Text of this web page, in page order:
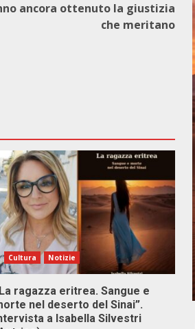
ancora ottenuto la giustizia
che meritano
Cultura Notizie
ragazza eritrea. Sangue e
nel deserto del Sinai”.
a Isabella Silvestri